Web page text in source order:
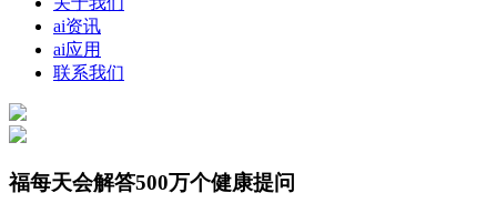
ai资讯
ai应用
联系我们
福每天会解答500万个健康提问